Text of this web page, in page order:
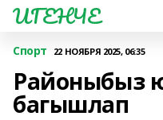
ИГЕНЧЕ
Спорт 22 НОЯБРЯ 2025, 06:35
Районыбыз
багышлап